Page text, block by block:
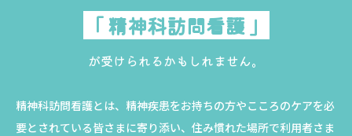
「 精神科訪問看護 」
が受けられるかもしれません。
精神科訪問看護とは、精神疾患をお持ちの方やこころのケアを必
要とされている皆さまに寄り添い、住み慣れた場所で利用者さま